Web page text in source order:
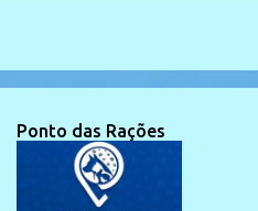
Ponto das Rações